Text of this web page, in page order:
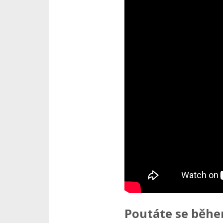
Poutáte se